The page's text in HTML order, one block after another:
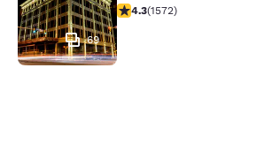
69
Calificación de 4.32
4.3(1572)